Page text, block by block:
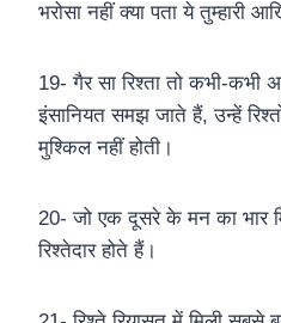
भरोसा नहीं क्या पता ये तुम्हारी
19- गैर सा रिश्ता तो कभी-कभी
इंसानियत समझ जाते हैं, उन्हें
मुश्किल नहीं होती।
20- जो एक दूसरे के मन का भार
रिश्तेदार होते हैं।